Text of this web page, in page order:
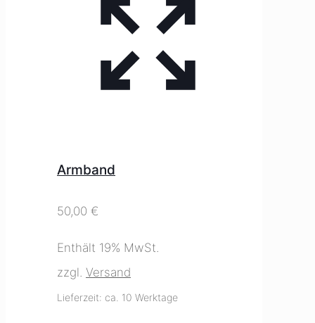
Armband
50,00 €
Enthält 19% MwSt.
zzgl. Versand
Lieferzeit: ca. 10 Werktage